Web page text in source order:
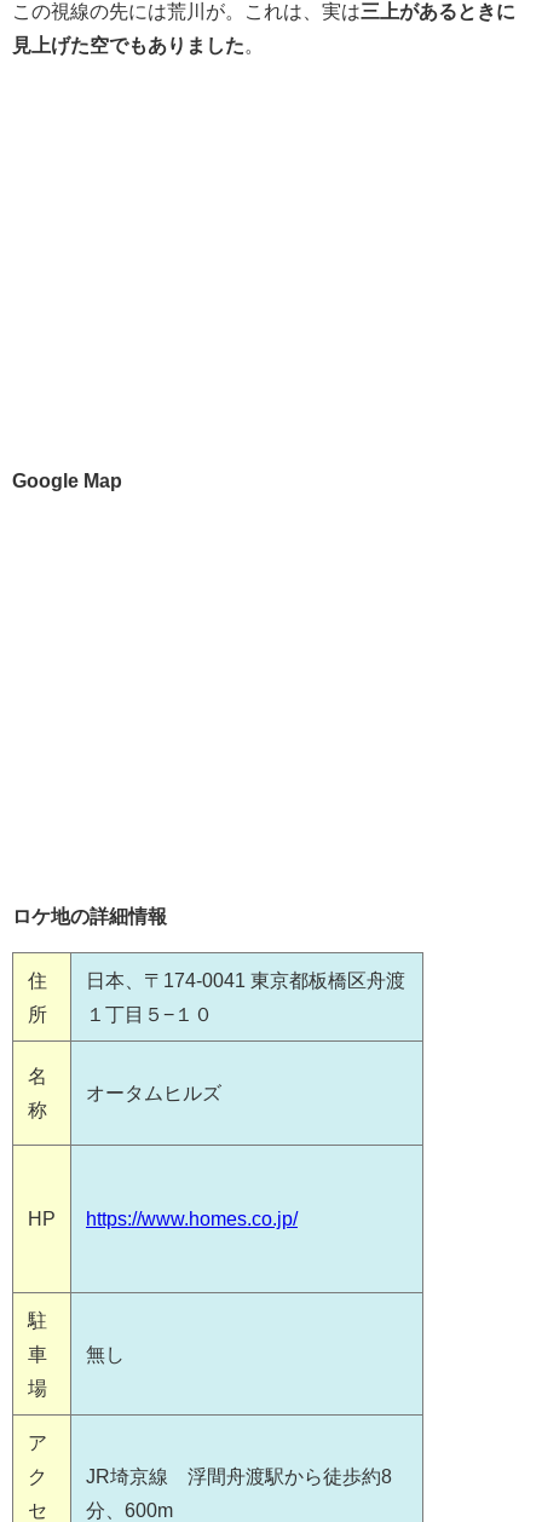
この視線の先には荒川が。これは、実は三上があるときに
見上げた空でもありました
Google Map
ロケ地の詳細情報
住
所
日本、〒174-0041 東京都板橋区舟渡
１丁目５−１０
名
称
オータムヒルズ
HP https://www.homes.co.jp/
駐
車
場
無し
ア
ク
セ
JR埼京線 浮間舟渡駅から徒歩約8
分、600m